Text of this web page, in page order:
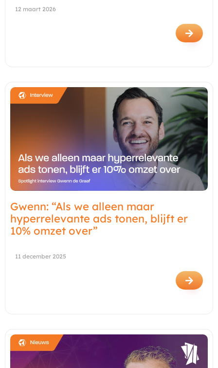
12 maart 2026
Gwenn: “Als we alleen maar
hyperrelevante ads tonen, blijft er
10% omzet over”
11 december 2025